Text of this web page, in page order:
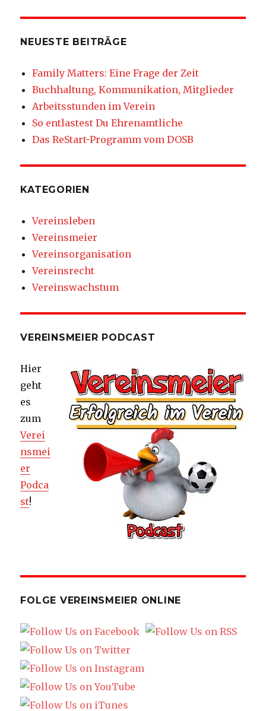
NEUESTE BEITRÄGE
Family Matters: Eine Frage der Zeit
Buchhaltung, Kommunikation, Mitglieder
Arbeitsstunden im Verein
So entlastest Du Ehrenamtliche
Das ReStart-Programm vom DOSB
KATEGORIEN
Vereinsleben
Vereinsmeier
Vereinsorganisation
Vereinsrecht
Vereinswachstum
VEREINSMEIER PODCAST
Hier
geht
es
zum
Verei
nsmei
er
Podca
st!
FOLGE VEREINSMEIER ONLINE